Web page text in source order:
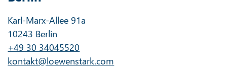
Karl-Marx-Allee 91a
10243 Berlin
+49 30 34045520
kontakt@loewenstark.com